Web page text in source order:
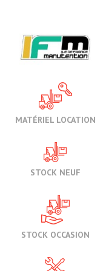
MATÉRIEL LOCATION
STOCK NEUF
STOCK OCCASION